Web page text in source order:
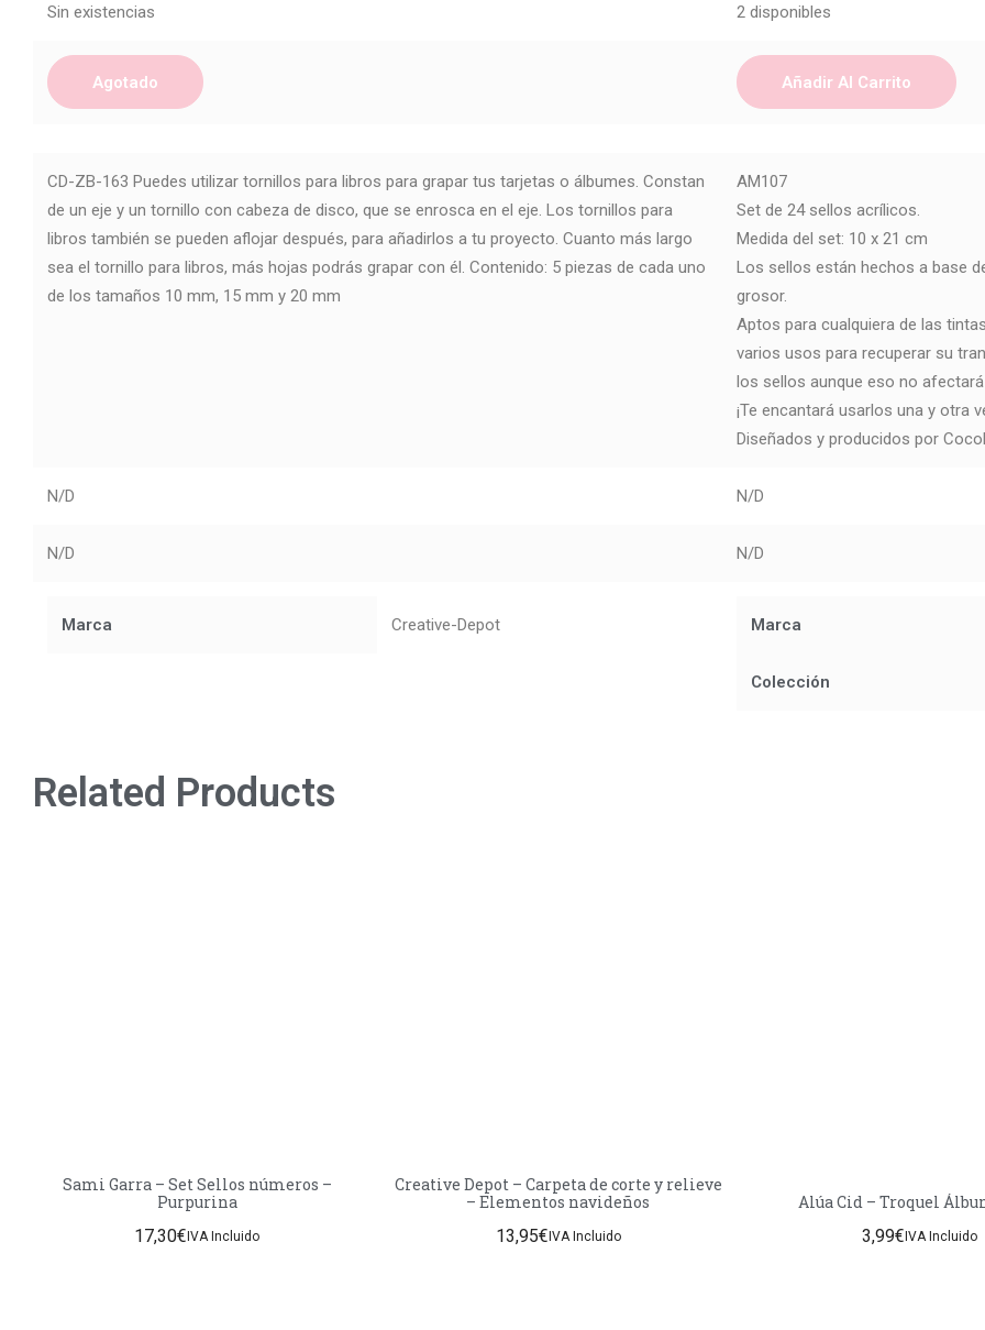
Sin existencias 2 disponibles
Agotado Añadir Al Carrito
CD-ZB-163 Puedes utilizar tornillos para libros para grapar tus tarjetas o álbumes. Constan
de un eje y un tornillo con cabeza de disco, que se enrosca en el eje. Los tornillos para
libros también se pueden aflojar después, para añadirlos a tu proyecto. Cuanto más largo
sea el tornillo para libros, más hojas podrás grapar con él. Contenido: 5 piezas de cada uno
de los tamaños 10 mm, 15 mm y 20 mm
AM107
Set de 24 sellos acrílicos.
Medida del set: 10 x 21 cm
Los sellos están hechos a base
grosor.
Aptos para cualquiera de las
varios usos para recuperar su
los sellos aunque eso no
¡Te encantará usarlos una y otra
Diseñados y producidos por
N/D N/D
N/D N/D
Marca Creative-Depot Marca
Colección
Related Products
Sami Garra – Set Sellos números –
Purpurina
17,30€IVA Incluido
Creative Depot – Carpeta de corte y relieve
– Elementos navideños
13,95€IVA Incluido
Alúa Cid – Troquel
3,99€IVA Incluido